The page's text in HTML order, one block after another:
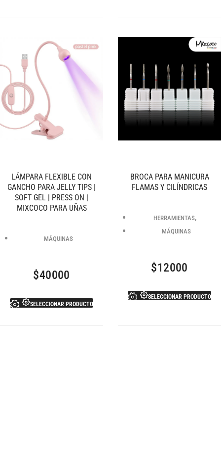
LÁMPARA FLEXIBLE CON
GANCHO PARA JELLY TIPS |
SOFT GEL | PRESS ON |
MIXCOCO PARA UÑAS
MÁQUINAS
$40000
SELECCIONAR PRODUCTO
BROCA PARA MANICURA
FLAMAS Y CILÍNDRICAS
HERRAMIENTAS,
MÁQUINAS
$12000
SELECCIONAR PRODUCTO